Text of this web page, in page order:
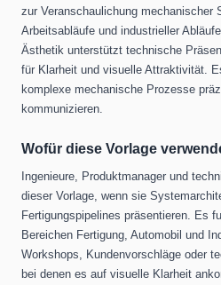
zur Veranschaulichung mechanischer
Arbeitsabläufe und industrieller
Ästhetik unterstützt technische
für Klarheit und visuelle Attraktivität.
komplexe mechanische Prozesse
kommunizieren.
Wofür diese Vorlage
Ingenieure, Produktmanager und
dieser Vorlage, wenn sie
Fertigungspipelines präsentieren. Es
Bereichen Fertigung, Automobil und
Workshops, Kundenvorschläge oder
bei denen es auf visuelle Klarheit